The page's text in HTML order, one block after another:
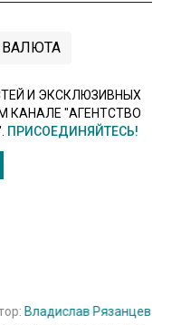
ВАЛЮТА
И ЭКСКЛЮЗИВНЫХ
КАНАЛЕ "АГЕНТСТВО
ПРИСОЕДИНЯЙТЕСЬ!
Владислав Рязанцев